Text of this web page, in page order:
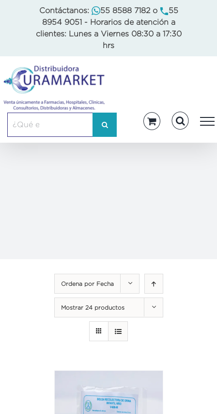
Contáctanos: 55 8588 7182o
55
8954 9051 - Horarios de atención a
clientes: Lunes a Viernes 08:30 a 17:30
hrs
Ordena por Fecha
Mostrar 24 productos